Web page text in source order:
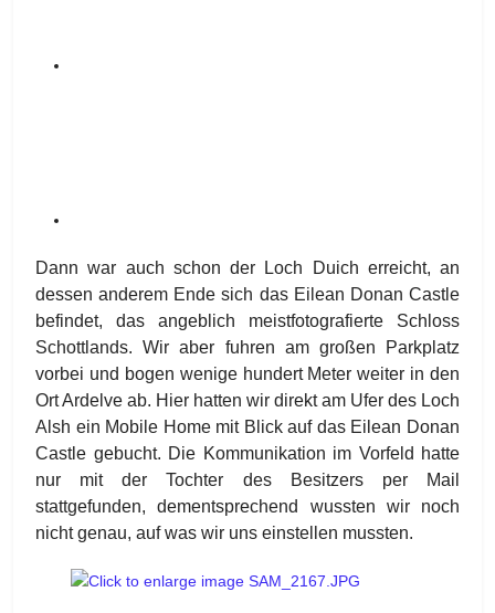
Dann war auch schon der Loch Duich erreicht, an
dessen anderem Ende sich das Eilean Donan Castle
befindet, das angeblich meistfotografierte Schloss
Schottlands. Wir aber fuhren am großen Parkplatz
vorbei und bogen wenige hundert Meter weiter in den
Ort Ardelve ab. Hier hatten wir direkt am Ufer des Loch
Alsh ein Mobile Home mit Blick auf das Eilean Donan
Castle gebucht. Die Kommunikation im Vorfeld hatte
nur mit der Tochter des Besitzers per Mail
stattgefunden, dementsprechend wussten wir noch
nicht genau, auf was wir uns einstellen mussten.